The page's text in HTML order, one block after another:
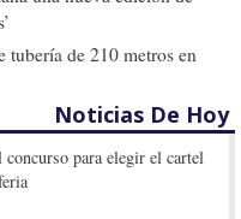
tubería de 210 metros en
Noticias De Hoy
concurso para elegir el cartel